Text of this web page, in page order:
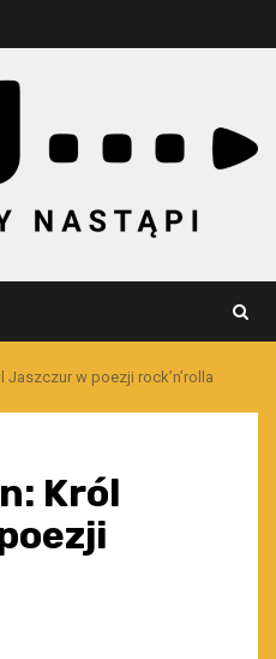
Jaszczur w poezji rock’n’rolla
Król